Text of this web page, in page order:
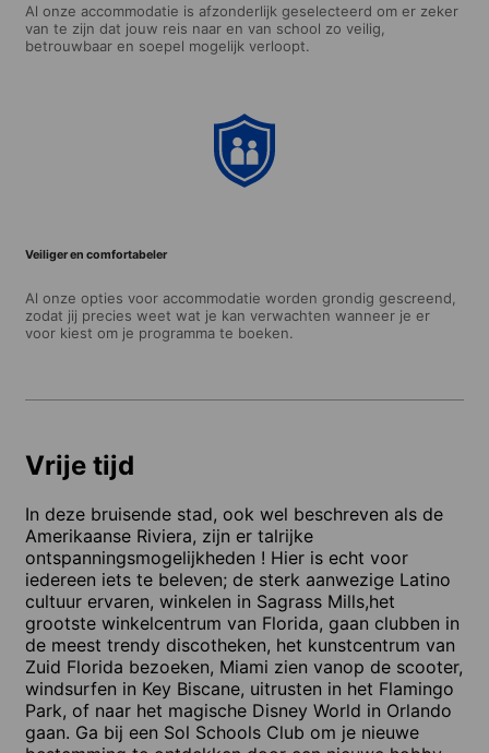
Al onze accommodatie is afzonderlijk geselecteerd om er zeker
van te zijn dat jouw reis naar en van school zo veilig,
betrouwbaar en soepel mogelijk verloopt.
Veiliger en comfortabeler
Al onze opties voor accommodatie worden grondig gescreend,
zodat jij precies weet wat je kan verwachten wanneer je er
voor kiest om je programma te boeken.
Vrije tijd
In deze bruisende stad, ook wel beschreven als de
Amerikaanse Riviera, zijn er talrijke
ontspanningsmogelijkheden ! Hier is echt voor
iedereen iets te beleven; de sterk aanwezige Latino
cultuur ervaren, winkelen in Sagrass Mills,het
grootste winkelcentrum van Florida, gaan clubben in
de meest trendy discotheken, het kunstcentrum van
Zuid Florida bezoeken, Miami zien vanop de scooter,
windsurfen in Key Biscane, uitrusten in het Flamingo
Park, of naar het magische Disney World in Orlando
gaan. Ga bij een Sol Schools Club om je nieuwe